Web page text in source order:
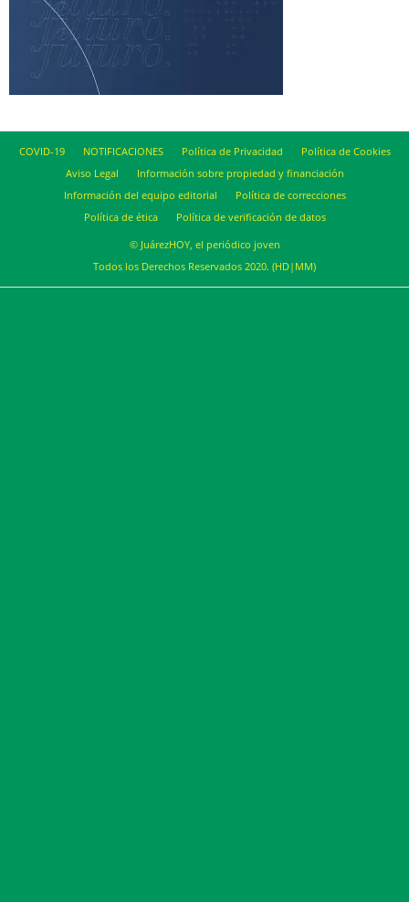
COVID-19 NOTIFICACIONES Política de Privacidad
Política de Cookies
Aviso Legal
Información sobre propiedad y financiación
Información del equipo editorial
Política de correcciones
Política de ética
Política de verificación de datos
© JuárezHOY, el periódico joven
Todos los Derechos Reservados 2020. (HD|MM)